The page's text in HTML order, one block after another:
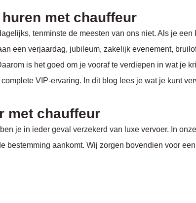
met chauffeur
tenminste de meesten van ons niet. Als je
een verjaardag, jubileum, zakelijk evenement,
is het goed om je vooraf te verdiepen in wat je
VIP-ervaring. In dit blog lees je wat je kunt
met chauffeur
je in ieder geval verzekerd van luxe vervoer. In
bestemming aankomt. Wij zorgen bovendien voor